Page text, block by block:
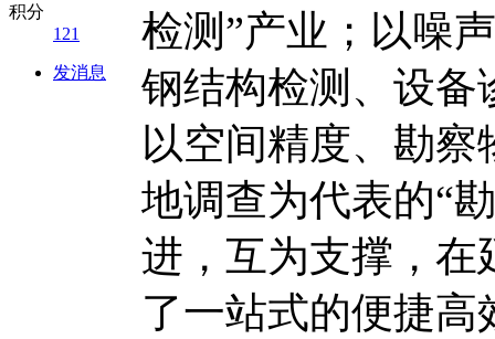
积分
121
发消息
检测”产业；以噪
钢结构检测、设备
以空间精度、勘
地调查为代表的“
进，互为支撑，在
了一站式的便捷高